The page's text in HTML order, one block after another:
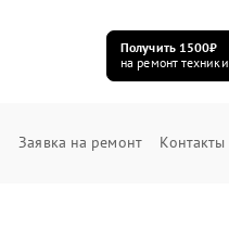
Получить 1500₽
на ремонт техники
Заявка на ремонт Контакты